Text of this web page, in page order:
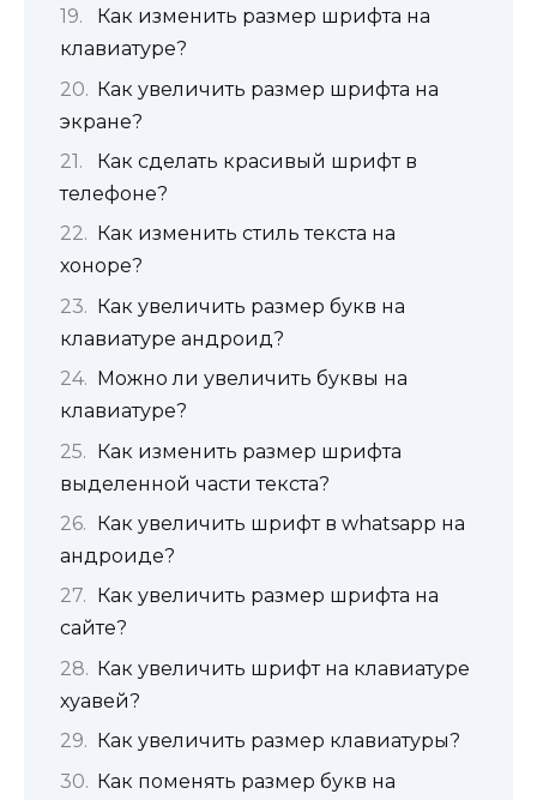
Как изменить размер шрифта на
клавиатуре?
Как увеличить размер шрифта на
экране?
Как сделать красивый шрифт в
телефоне?
Как изменить стиль текста на
хоноре?
Как увеличить размер букв на
клавиатуре андроид?
Можно ли увеличить буквы на
клавиатуре?
Как изменить размер шрифта
выделенной части текста?
Как увеличить шрифт в whatsapp на
андроиде?
Как увеличить размер шрифта на
сайте?
Как увеличить шрифт на клавиатуре
хуавей?
Как увеличить размер клавиатуры?
Как поменять размер букв на